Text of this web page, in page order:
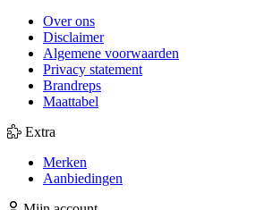
Over ons
Disclaimer
Algemene voorwaarden
Privacy statement
Brandreps
Maattabel
Extra
Merken
Aanbiedingen